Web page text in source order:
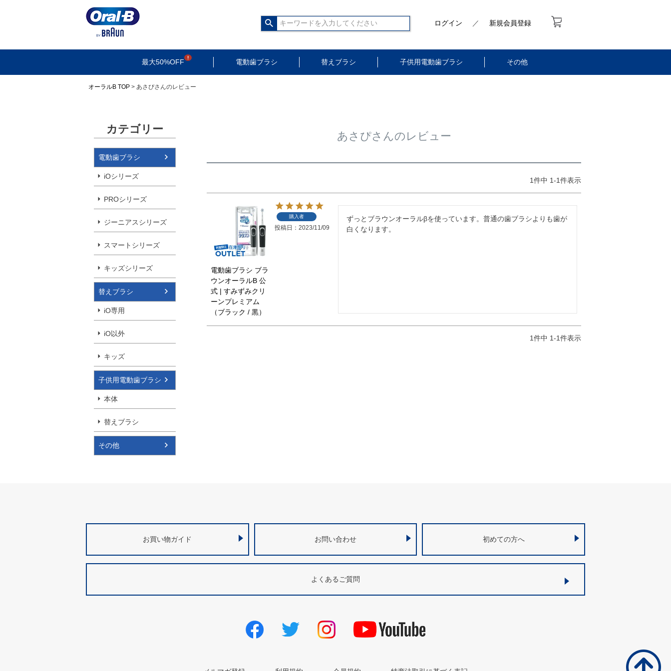
ログイン ／ 新規会員登録
最大50%OFF 電動歯ブラシ 替えブラシ 子供用電動歯ブラシ その他
オーラルB TOP あさぴさんのレビュー
カテゴリー
電動歯ブラシ
iOシリーズ
PROシリーズ
ジーニアスシリーズ
スマートシリーズ
キッズシリーズ
替えブラシ
iO専用
iO以外
キッズ
子供用電動歯ブラシ
本体
替えブラシ
その他
あさぴさんのレビュー
1件中 1-1件表示
電動歯ブラシ ブラ
ウンオーラルB 公
式 | すみずみクリ
ーンプレミアム
（ブラック / 黒）
購入者
投稿日 2023/11/09
ずっとブラウンオーラルβを使っています。普通の歯ブラシよりも歯が
白くなります。
1件中 1-1件表示
お買い物ガイド お問い合わせ 初めての方へ
よくあるご質問